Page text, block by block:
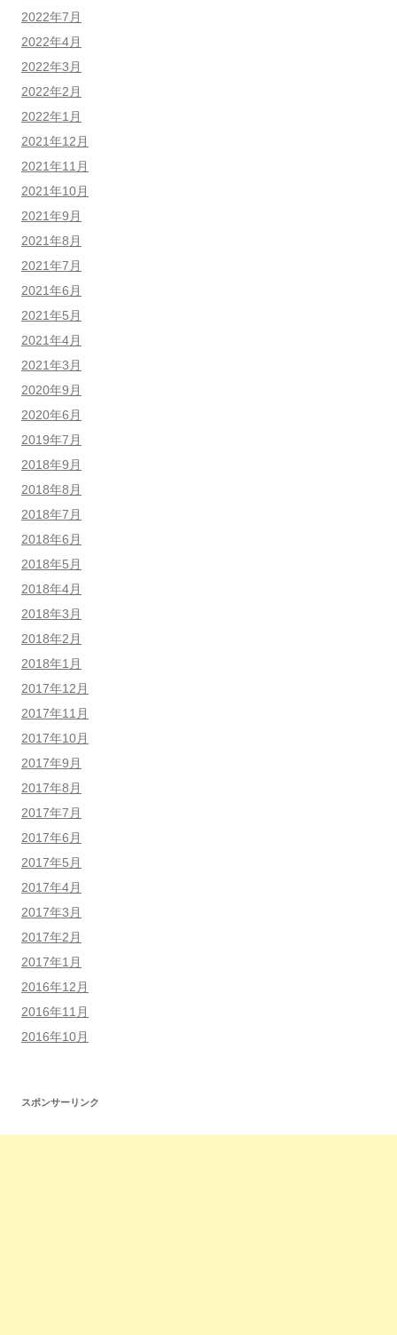
2022年7月
2022年4月
2022年3月
2022年2月
2022年1月
2021年12月
2021年11月
2021年10月
2021年9月
2021年8月
2021年7月
2021年6月
2021年5月
2021年4月
2021年3月
2020年9月
2020年6月
2019年7月
2018年9月
2018年8月
2018年7月
2018年6月
2018年5月
2018年4月
2018年3月
2018年2月
2018年1月
2017年12月
2017年11月
2017年10月
2017年9月
2017年8月
2017年7月
2017年6月
2017年5月
2017年4月
2017年3月
2017年2月
2017年1月
2016年12月
2016年11月
2016年10月
スポンサーリンク